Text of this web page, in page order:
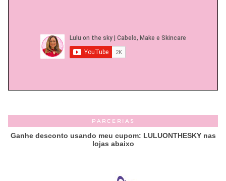
PARCERIAS
Ganhe desconto usando meu cupom: LULUONTHESKY nas
lojas abaixo